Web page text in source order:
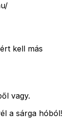
kell más
vagy.
a sárga hóból!